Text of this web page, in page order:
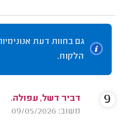
גם בחוות דעת
הלקוח.
דביר דשל, עפולה.
משוב: 09/05/2026
9